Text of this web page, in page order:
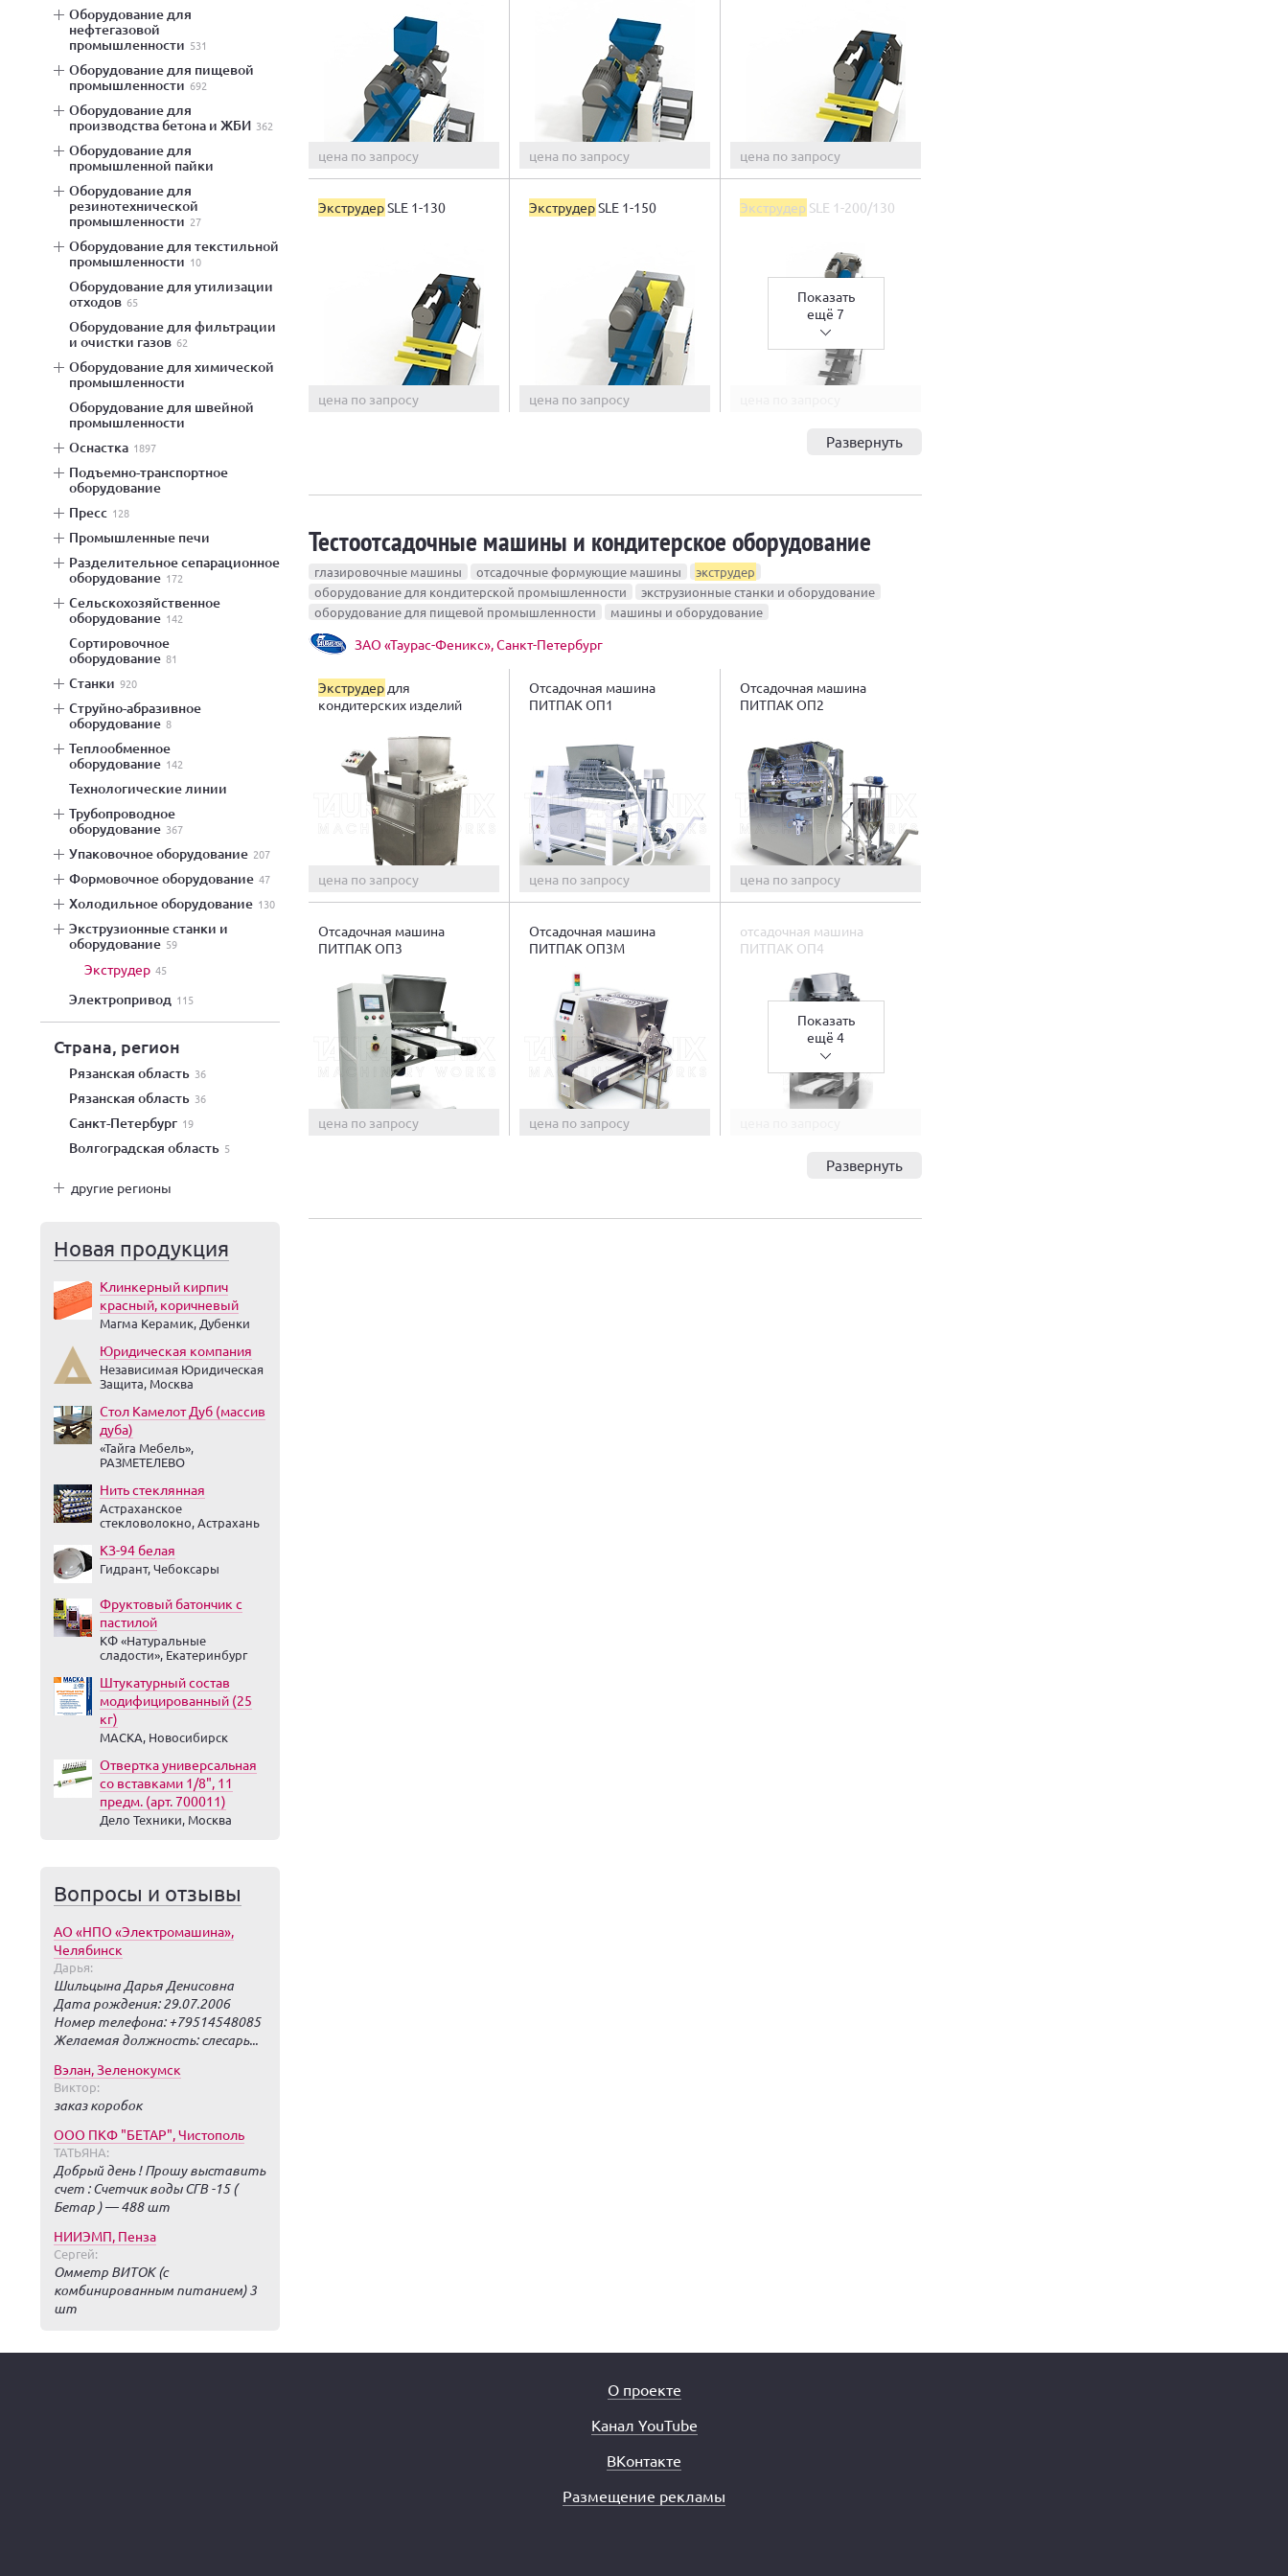
оборудование для
нефтегазовой
промышленности 531
оборудование для пищевой
промышленности 692
оборудование для
производства бетона и ЖБИ 362
оборудование для
промышленной пайки
оборудование для
резинотехнической
промышленности 27
оборудование для текстильной
промышленности 10
оборудование для утилизации
отходов 65
оборудование для фильтрации
и очистки газов 62
оборудование для химической
промышленности
оборудование для швейной
промышленности
оснастка 1897
подъемно-транспортное
оборудование
пресс 128
промышленные печи
разделительное сепарационное
оборудование 172
сельскохозяйственное
оборудование 142
сортировочное
оборудование 81
станки 920
струйно-абразивное
оборудование 8
теплообменное
оборудование 142
технологические линии
трубопроводное
оборудование 367
упаковочное оборудование 207
формовочное оборудование 47
холодильное оборудование 130
экструзионные станки и
оборудование 59
экструдер 45
электропривод 115
Страна, регион
Рязанская область 36
Рязанская область 36
Санкт-Петербург 19
Волгоградская область 5
другие регионы
Новая продукция
Клинкерный кирпич
красный, коричневый
Магма Керамик, Дубенки
Юридическая компания
Независимая Юридическая
Защита, Москва
Стол Камелот Дуб (массив
дуба)
«Тайга Мебель»,
РАЗМЕТЕЛЕВО
Нить стеклянная
Астраханское
стекловолокно, Астрахань
КЗ-94 белая
Гидрант, Чебоксары
Фруктовый батончик с
пастилой
КФ «Натуральные
сладости», Екатеринбург
Штукатурный состав
модифицированный (25
кг)
МАСКА, Новосибирск
Отвертка универсальная
со вставками 1/8", 11
предм. (арт. 700011)
Дело Техники, Москва
Вопросы и отзывы
АО «НПО «Электромашина»,
Челябинск
Дарья:
Шильцына Дарья Денисовна
Дата рождения: 29.07.2006
Номер телефона: +79514548085
Желаемая должность: слесарь...
Вэлан, Зеленокумск
Виктор:
заказ коробок
ООО ПКФ "БЕТАР", Чистополь
ТАТЬЯНА:
Добрый день ! Прошу выставить
счет : Счетчик воды СГВ -15 (
Бетар ) — 488 шт
НИИЭМП, Пенза
Сергей:
Омметр ВИТОК (с
комбинированным питанием) 3
шт
цена по запросу цена по запросу цена по запросу
ЭкструдерSLE 1-130
цена по запросу
ЭкструдерSLE 1-150
цена по запросу
Экструдер SLE 1-200/130
Показать
ещё 7
Развернуть
Тестоотсадочные машины и кондитерское оборудование
глазировочные машины отсадочные формующие машины
экструдер
оборудование для кондитерской промышленности
экструзионные станки и оборудование
оборудование для пищевой промышленности
машины и оборудование
ЗАО «Таурас-Феникс», Санкт-Петербург
Экструдер для
кондитерских изделий
цена по запросу
Отсадочная машина
ПИТПАК ОП1
цена по запросу
Отсадочная машина
ПИТПАК ОП2
цена по запросу
Отсадочная машина
ПИТПАК ОП3
цена по запросу
Отсадочная машина
ПИТПАК ОП3М
цена по запросу
отсадочная машина
ПИТПАК ОП4
Показать
ещё 4
Развернуть
О проекте
Канал YouTube
ВКонтакте
Размещение рекламы